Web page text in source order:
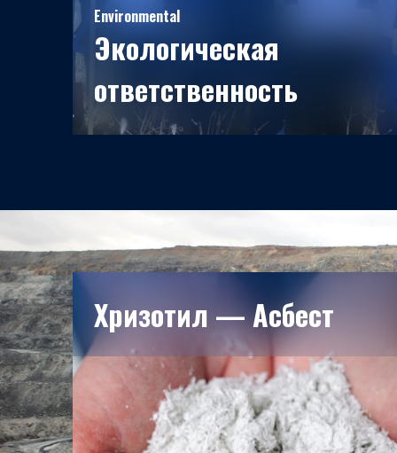
Environmental
Экологическая
ответственность
Хризотил — Асбест